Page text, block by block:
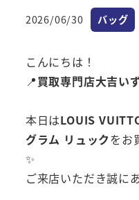
投稿日
2026/06/30 カテゴリ
バッグ
こんにちは！
📍買取専門店大吉い
本日はLOUIS
グラム リュックをお
✨
ご来店いただき誠に